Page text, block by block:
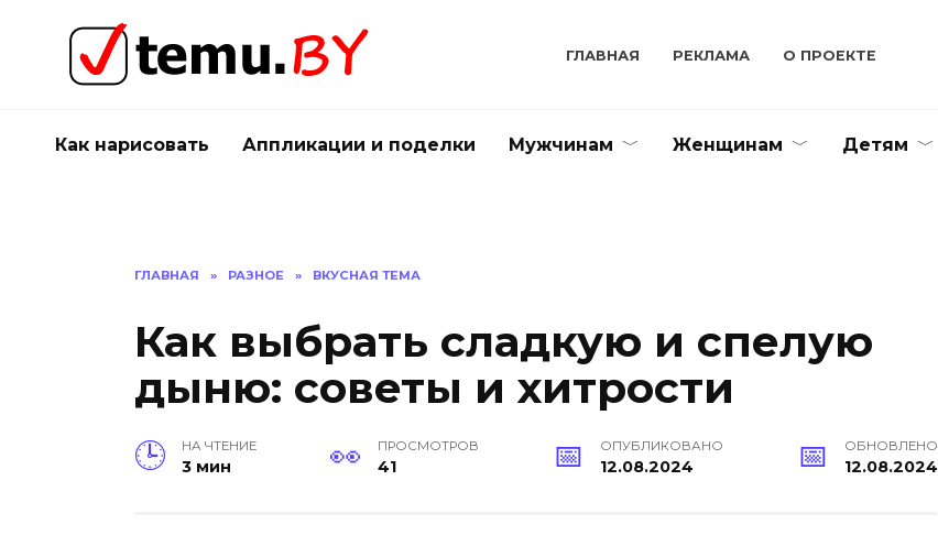
содержанию
ГЛАВНАЯ РЕКЛАМА О ПРОЕКТЕ
Как нарисовать Аппликации и поделки Мужчинам Женщинам Детям
ГЛАВНАЯ » РАЗНОЕ » ВКУСНАЯ ТЕМА
Как выбрать сладкую и спелую
дыню: советы и хитрости
НА ЧТЕНИЕ
3 мин
ПРОСМОТРОВ
41
ОПУБЛИКОВАНО
12.08.2024
ОБНОВЛЕНО
12.08.2024